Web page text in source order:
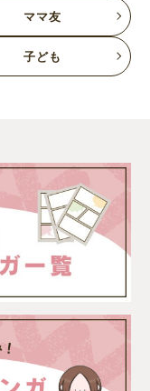
ママ友
子ども